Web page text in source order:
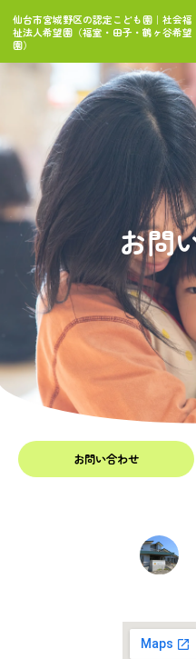
容
プ
仙台市宮城野区の認定こども園｜社会福
祉法人希望園（福室・田子・鶴ヶ谷希望
園）
お問
お問い合わせ